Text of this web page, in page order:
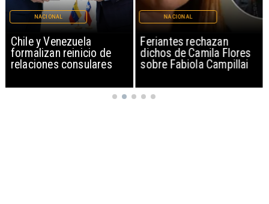
Chile y Venezuela
formalizan reinicio de
relaciones consulares
NACIONAL
Feriantes rechazan
dichos de Camila Flores
sobre Fabiola Campillai
NACIONAL